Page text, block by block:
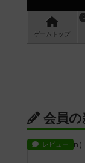
ゲーム トップ
1
会員
レビュー